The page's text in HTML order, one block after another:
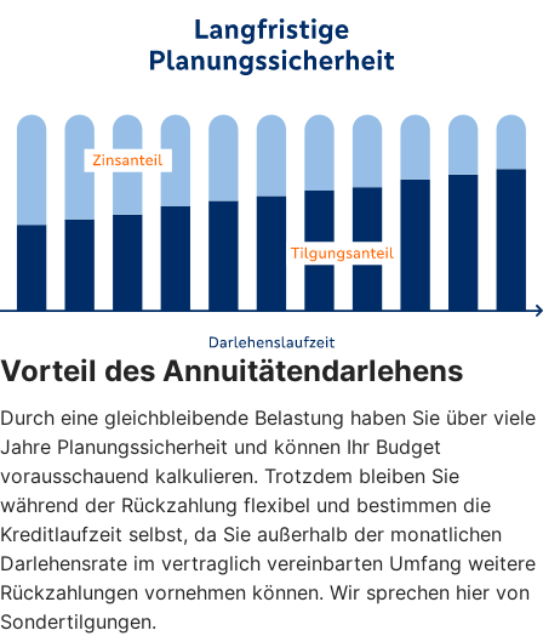
Vorteil des Annuitätendarlehens
Durch eine gleichbleibende Belastung haben Sie über viele
Jahre Planungssicherheit und können Ihr Budget
vorausschauend kalkulieren. Trotzdem bleiben Sie
während der Rückzahlung flexibel und bestimmen die
Kreditlaufzeit selbst, da Sie außerhalb der monatlichen
Darlehensrate im vertraglich vereinbarten Umfang weitere
Rückzahlungen vornehmen können. Wir sprechen hier von
Sondertilgungen.